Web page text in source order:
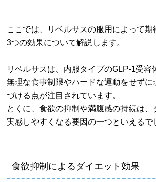
ここでは、リベルサスの服用によって期
3つの効果について解説します。
リベルサスは、内服タイプのGLP-1受容
無理な食事制限やハードな運動をせずに
づける点が注目されています。
とくに、食欲の抑制や満腹感の持続は、
実感しやすくなる要因の一つといえるで
食欲抑制によるダイエット効果